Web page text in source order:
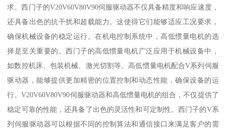
求。西门子的V20V60V80V90伺服驱动器不仅具备精度和响应速度，
还具备出色的抗干扰和超载能力。这使得它们能够适应工况要求，
确保机械设备的稳定运行。在机电控制系统中，高低惯量电机的选
择是至关重要的。西门子的高低惯量电机广泛应用于机械设备中，
如数控机床、包装机械、激光切割等。高低惯量电机配合V系列伺服
驱动器，能够提供更加精密的位置控制和动态性能，确保设备的运
行。V20V60V80V90伺服驱动器和高低惯量电机的组合，不仅提供了
稳定可靠的性能，还具备了出色的灵活性和可定制性。西门子的V系
列伺服驱动器可以根据不同的控制算法和通信接口来满足客户的需